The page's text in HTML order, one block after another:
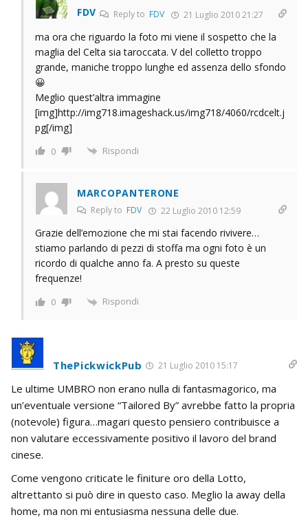
FDV Reply to FDV 21 Luglio 2010 21:27
ma ora che riguardo la foto mi viene il sospetto che la
maglia del Celta sia taroccata. V del colletto troppo
grande, maniche troppo lunghe ed assenza dello sfondo
😀
Meglio quest’altra immagine
[img]http://img718.imageshack.us/img718/4060/rcdcelt.j
pg[/img]
0 Rispondi
MARCOPANTERONE
Reply to FDV 22 Luglio 2010 12:59
Grazie dell’emozione che mi stai facendo rivivere…
stiamo parlando di pezzi di stoffa ma ogni foto è un
ricordo di qualche anno fa. A presto su queste
frequenze!
0 Rispondi
ThePickwickPub 21 Luglio 2010 15:17
Le ultime UMBRO non erano nulla di fantasmagorico, ma
un’eventuale versione “Tailored By” avrebbe fatto la propria
(notevole) figura…magari questo pensiero contribuisce a
non valutare eccessivamente positivo il lavoro del brand
cinese.
Come vengono criticate le finiture oro della Lotto,
altrettanto si può dire in questo caso. Meglio la away della
home, ma non mi entusiasma nessuna delle due.